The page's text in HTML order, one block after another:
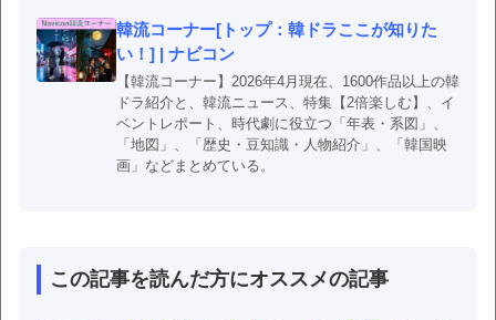
韓流コーナー[トップ：韓ドラここが知りた
い！] | ナビコン
【韓流コーナー】2026年4月現在、1600作品以上の韓
ドラ紹介と、韓流ニュース、特集【2倍楽しむ】、イ
ベントレポート、時代劇に役立つ「年表・系図」、
「地図」、「歴史・豆知識・人物紹介」、「韓国映
画」などまとめている。
この記事を読んだ方にオススメの記事